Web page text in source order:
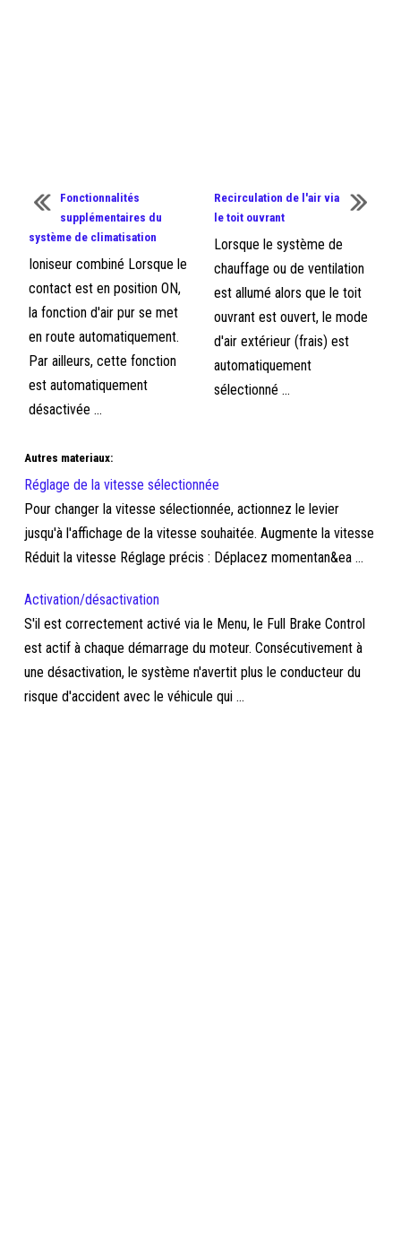
Fonctionnalités
supplémentaires du
système de climatisation
Ioniseur combiné Lorsque le
contact est en position ON,
la fonction d'air pur se met
en route automatiquement.
Par ailleurs, cette fonction
est automatiquement
désactivée ...
Recirculation de l'air via
le toit ouvrant
Lorsque le système de
chauffage ou de ventilation
est allumé alors que le toit
ouvrant est ouvert, le mode
d'air extérieur (frais) est
automatiquement
sélectionné ...
Autres materiaux:
Réglage de la vitesse sélectionnée
Pour changer la vitesse sélectionnée, actionnez le levier
jusqu'à l'affichage de la vitesse souhaitée. Augmente la vitesse
Réduit la vitesse Réglage précis : Déplacez momentan&ea ...
Activation/désactivation
S'il est correctement activé via le Menu, le Full Brake Control
est actif à chaque démarrage du moteur. Consécutivement à
une désactivation, le système n'avertit plus le conducteur du
risque d'accident avec le véhicule qui ...